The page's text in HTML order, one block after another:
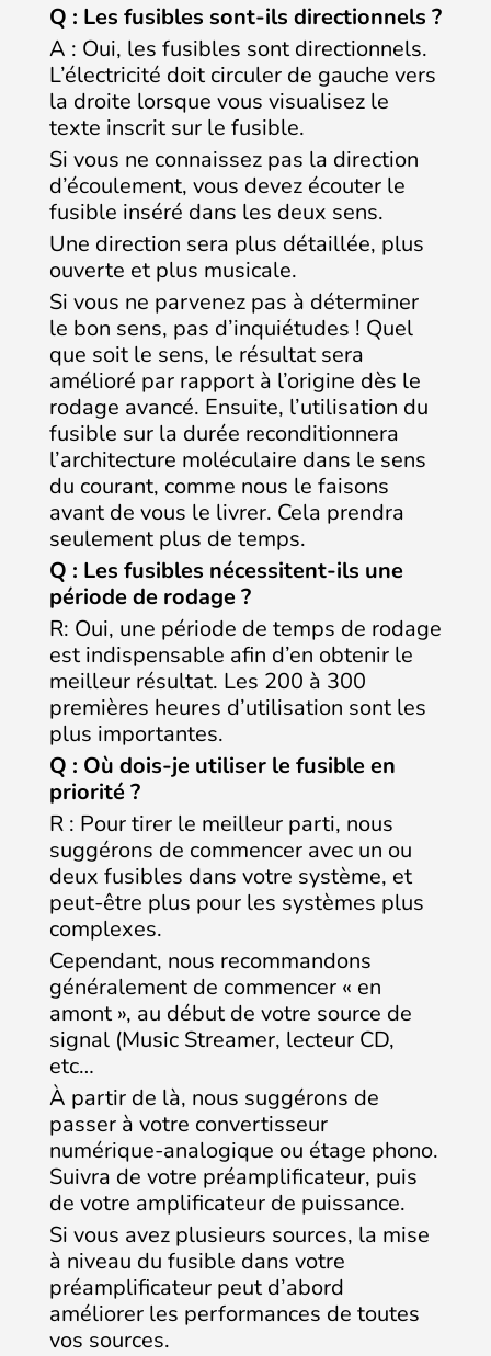
Q : Les fusibles sont-ils directionnels ?
A : Oui, les fusibles sont directionnels.
L’électricité doit circuler de gauche vers
la droite lorsque vous visualisez le
texte inscrit sur le fusible.
Si vous ne connaissez pas la direction
d’écoulement, vous devez écouter le
fusible inséré dans les deux sens.
Une direction sera plus détaillée, plus
ouverte et plus musicale.
Si vous ne parvenez pas à déterminer
le bon sens, pas d’inquiétudes ! Quel
que soit le sens, le résultat sera
amélioré par rapport à l’origine dès le
rodage avancé. Ensuite, l’utilisation du
fusible sur la durée reconditionnera
l’architecture moléculaire dans le sens
du courant, comme nous le faisons
avant de vous le livrer. Cela prendra
seulement plus de temps.
Q : Les fusibles nécessitent-ils une
période de rodage ?
R: Oui, une période de temps de rodage
est indispensable afin d’en obtenir le
meilleur résultat. Les 200 à 300
premières heures d’utilisation sont les
plus importantes.
Q : Où dois-je utiliser le fusible en
priorité ?
R : Pour tirer le meilleur parti, nous
suggérons de commencer avec un ou
deux fusibles dans votre système, et
peut-être plus pour les systèmes plus
complexes.
Cependant, nous recommandons
généralement de commencer « en
amont », au début de votre source de
signal (Music Streamer, lecteur CD,
etc…
À partir de là, nous suggérons de
passer à votre convertisseur
numérique-analogique ou étage phono.
Suivra de votre préamplificateur, puis
de votre amplificateur de puissance.
Si vous avez plusieurs sources, la mise
à niveau du fusible dans votre
préamplificateur peut d’abord
améliorer les performances de toutes
vos sources.